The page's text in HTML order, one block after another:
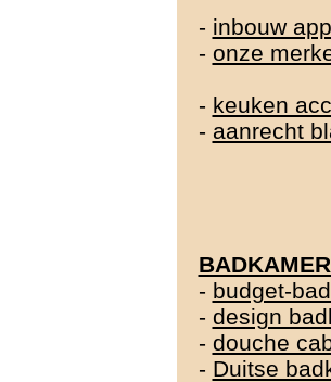
- inbouw
- onze
- keuken
- aanrecht
- budget-
- design
- douche
- Duitse